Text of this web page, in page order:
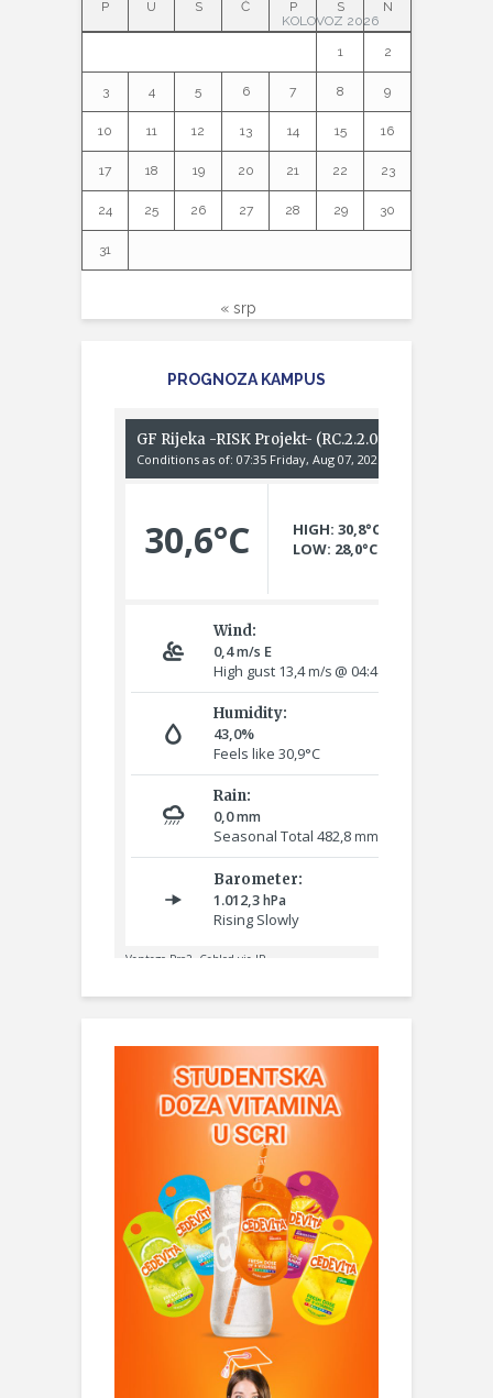
KOLOVOZ 2026
P U S Č P S N
1 2
3 4 5 6 7 8 9
10 11 12 13 14 15 16
17 18 19 20 21 22 23
24 25 26 27 28 29 30
31
« srp
PROGNOZA KAMPUS